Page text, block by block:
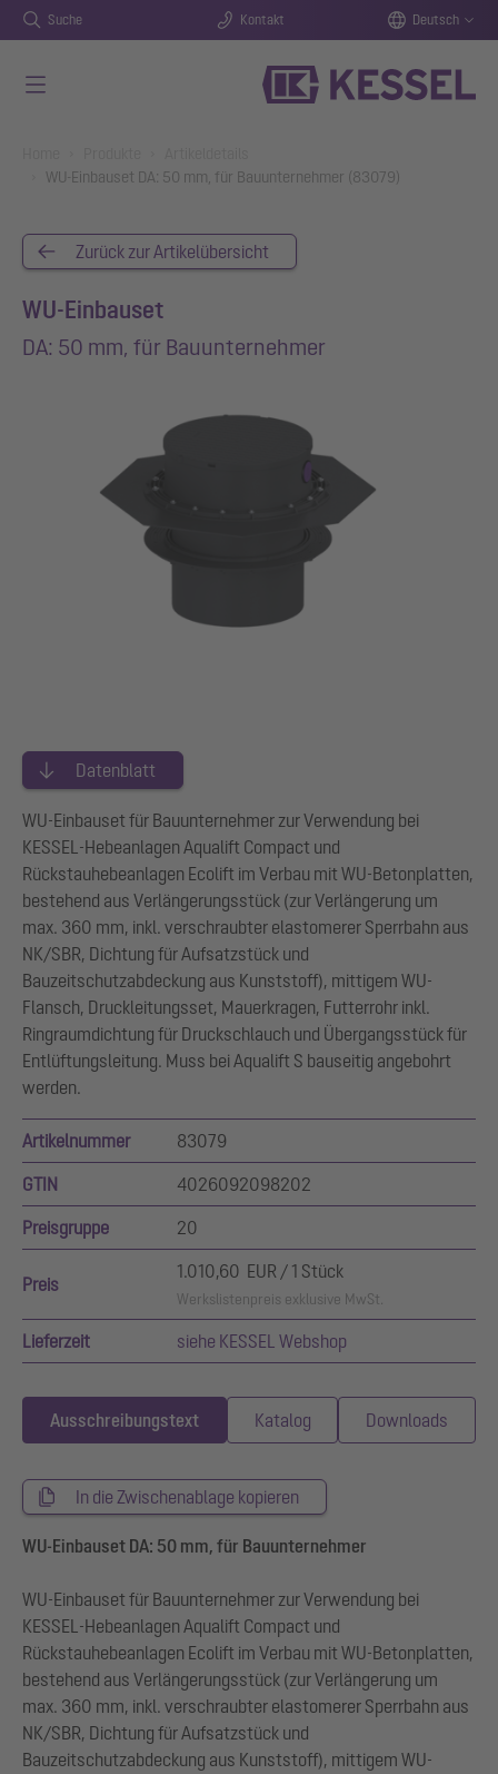
Suche Kontakt Deutsch
WU-Einbauset DA: 50 mm, für Bauunternehmer (83079)
Zurück zur Artikelübersicht
WU-Einbauset
DA: 50 mm, für Bauunternehmer
Datenblatt
WU-Einbauset für Bauunternehmer zur Verwendung bei
KESSEL-Hebeanlagen Aqualift Compact und
Rückstauhebeanlagen Ecolift im Verbau mit WU-Betonplatten,
bestehend aus Verlängerungsstück (zur Verlängerung um
max. 360 mm, inkl. verschraubter elastomerer Sperrbahn aus
NK/SBR, Dichtung für Aufsatzstück und
Bauzeitschutzabdeckung aus Kunststoff), mittigem WU-
Flansch, Druckleitungsset, Mauerkragen, Futterrohr inkl.
Ringraumdichtung für Druckschlauch und Übergangsstück für
Entlüftungsleitung. Muss bei Aqualift S bauseitig angebohrt
werden.
Artikelnummer 83079
GTIN 4026092098202
Preisgruppe 20
Preis
1.010,60 EUR / 1 Stück
Werkslistenpreis exklusive MwSt.
Lieferzeit siehe KESSEL Webshop
Ausschreibungstext Katalog Downloads
In die Zwischenablage kopieren
WU-Einbauset DA: 50 mm, für Bauunternehmer
WU-Einbauset für Bauunternehmer zur Verwendung bei
KESSEL-Hebeanlagen Aqualift Compact und
Rückstauhebeanlagen Ecolift im Verbau mit WU-Betonplatten,
bestehend aus Verlängerungsstück (zur Verlängerung um
max. 360 mm, inkl. verschraubter elastomerer Sperrbahn aus
NK/SBR, Dichtung für Aufsatzstück und
Bauzeitschutzabdeckung aus Kunststoff), mittigem WU-